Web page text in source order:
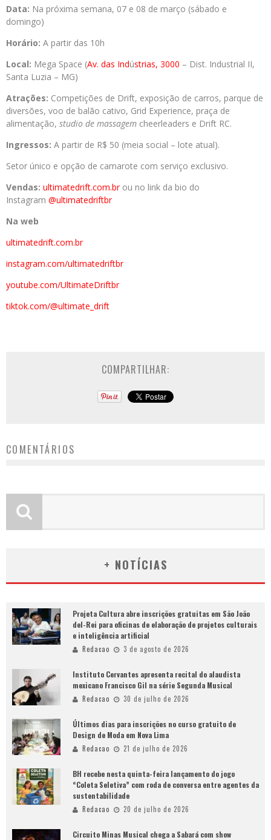
Data: Na próxima semana, 07 e 08 de março (sábado e
domingo)
Horário: A partir das 10h
Local: Mega Space (Av. das Indústrias, 3000 – Dist. Industrial II,
Santa Luzia – MG)
Atrações: Competições de Drift, exposição de carros, parque de
diversões, voo de balão cativo, Grid Experience, praça de
alimentação, studio de massagem cheerleaders e Drift RC.
Ingressos: A partir de R$ 50 (meia social – lote atual).
Setor único e opção de camarote com serviço exclusivo.
Vendas: ultimatedrift.com.brou no link da bio do
Instagram @ultimatedriftbr
Na web
ultimatedrift.com.br
instagram.com/ultimatedriftbr
youtube.com/UltimateDriftbr
tiktok.com/@ultimate_drift
COMPARTILHAR:
COMENTÁRIOS
+ NOTÍCIAS
Projeta Cultura abre inscrições gratuitas em São João
del-Rei para oficinas de elaboração de projetos culturais
e inteligência artificial
Redacao 3 de agosto de 2026
Instituto Cervantes apresenta recital do alaudista
mexicano Francisco Gil na série Segunda Musical
Redacao 30 de julho de 2026
Últimos dias para inscrições no curso gratuito de
Design de Moda em Nova Lima
Redacao 21 de julho de 2026
BH recebe nesta quinta-feira lançamento do jogo
“Coleta Seletiva” com roda de conversa entre agentes da
sustentabilidade
Redacao 20 de julho de 2026
Circuito Minas Musical chega a Sabará com show